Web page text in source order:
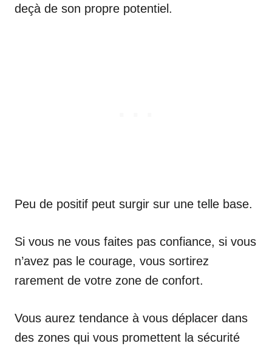
deçà de son propre potentiel.
Peu de positif peut surgir sur une telle base.
Si vous ne vous faites pas confiance, si vous
n’avez pas le courage, vous sortirez
rarement de votre zone de confort.
Vous aurez tendance à vous déplacer dans
des zones qui vous promettent la sécurité